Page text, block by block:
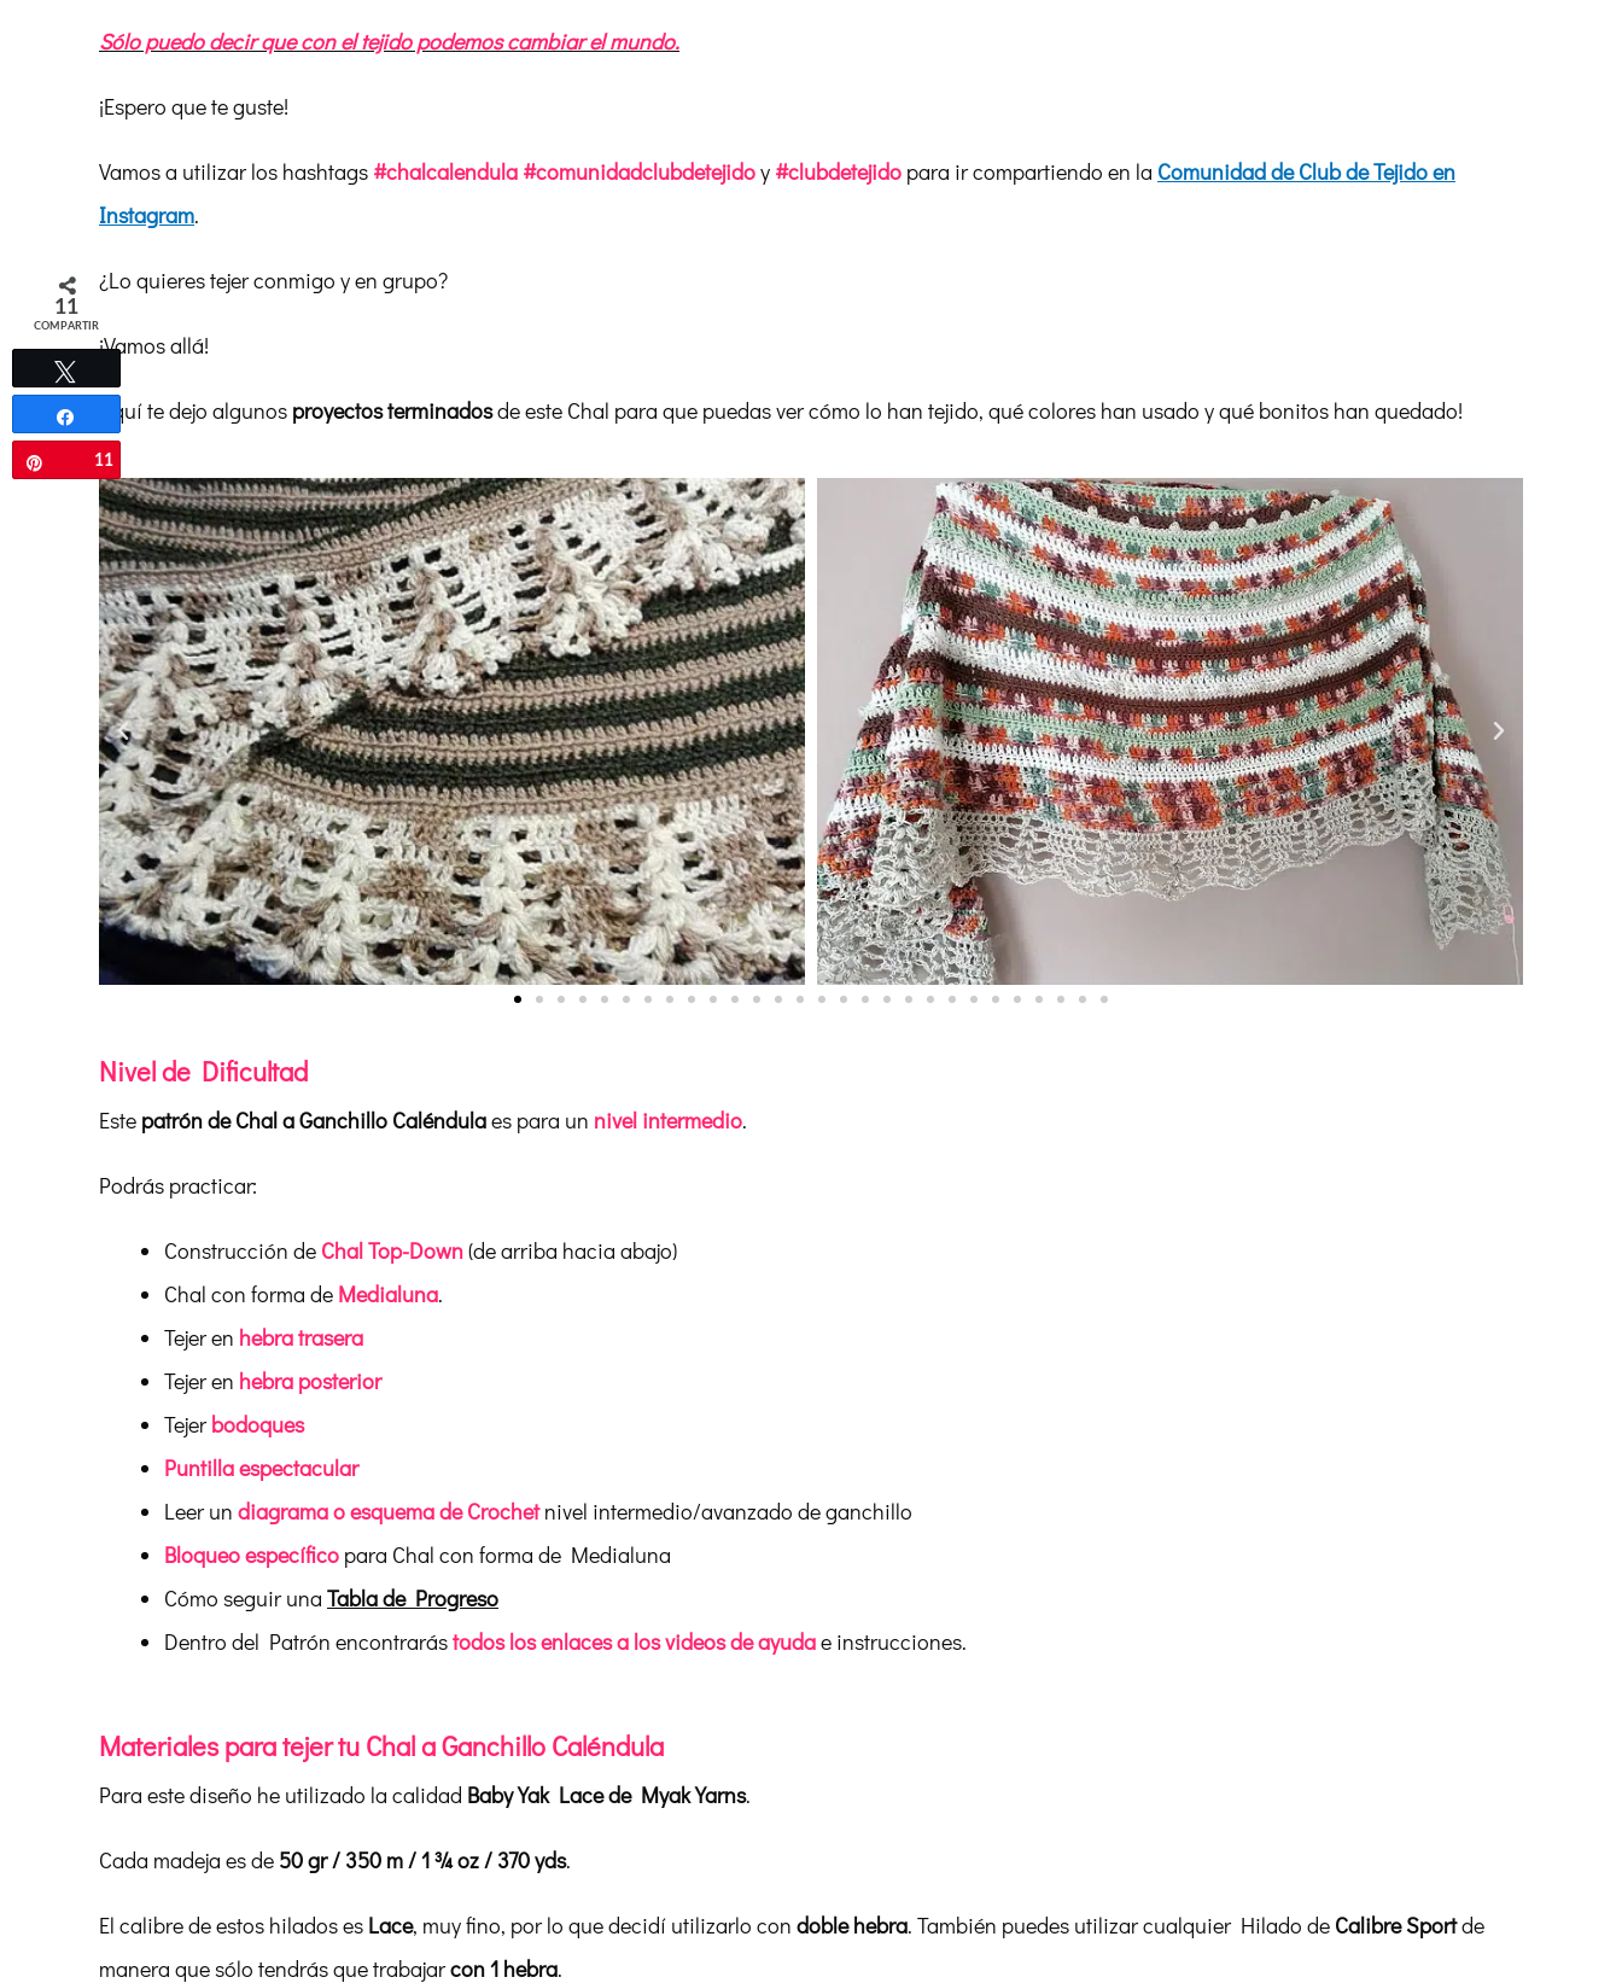
Sólo puedo decir que con el tejido podemos cambiar el mundo.
¡Espero que te guste!
Vamos a utilizar los hashtags #chalcalendula #comunidadclubdetejidoy #clubdetejido para ir compartiendo en la Comunidad de Club de Tejido en
Instagram.
¿Lo quieres tejer conmigo y en grupo?
¡Vamos allá!
Aquí te dejo algunos proyectos terminadosde este Chal para que puedas ver cómo lo han tejido, qué colores han usado y qué bonitos han quedado!
Nivel de Dificultad
Este patrón de Chal a Ganchillo Caléndulaes para un nivel intermedio.
Podrás practicar:
Construcción de Chal Top-Down(de arriba hacia abajo)
Chal con forma de Medialuna.
Tejer en hebra trasera
Tejer en hebra posterior
Tejerbodoques
Puntilla espectacular
Leer un diagrama o esquema de Crochetnivel intermedio/avanzado de ganchillo
Bloqueo específico para Chal con forma de Medialuna
Cómo seguir una Tabla de Progreso
Dentro del Patrón encontrarástodos los enlaces a los videos de ayudae instrucciones.
Materiales para tejer tu Chal a Ganchillo Caléndula
Para este diseño he utilizado la calidad Baby Yak Lace de Myak Yarns.
Cada madeja es de 50 gr / 350 m / 1 ¾ oz / 370 yds.
El calibre de estos hilados es Lace, muy fino, por lo que decidí utilizarlo con doble hebra. También puedes utilizar cualquier Hilado de Calibre Sportde
manera que sólo tendrás que trabajarcon 1 hebra.
11
COMPARTIR
Compartir
11